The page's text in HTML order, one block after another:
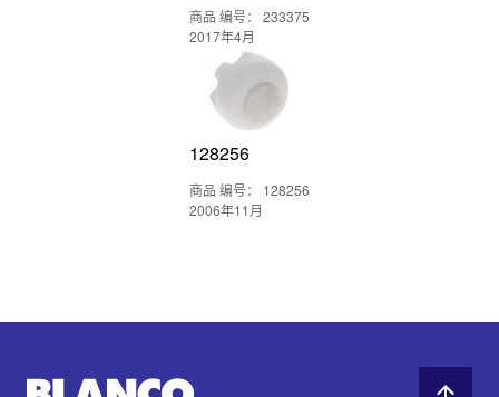
商品 编号： 233375
2017年4月
128256
商品 编号： 128256
2006年11月